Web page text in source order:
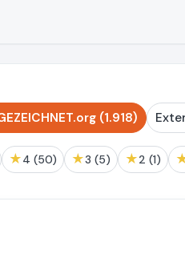
(1.918)
★ 4 (50) ★ 3 (5) ★ 2 (1)